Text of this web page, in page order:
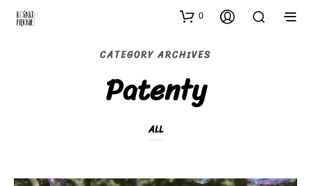
0
CATEGORY ARCHIVES
Patenty
ALL